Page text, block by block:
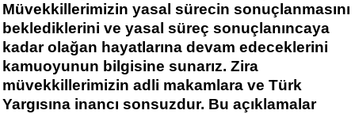
Müvekkillerimizin yasal sürecin sonuçlanmasını
beklediklerini ve yasal süreç sonuçlanıncaya
kadar olağan hayatlarına devam edeceklerini
kamuoyunun bilgisine sunarız. Zira
müvekkillerimizin adli makamlara ve Türk
Yargısına inancı sonsuzdur. Bu açıklamalar